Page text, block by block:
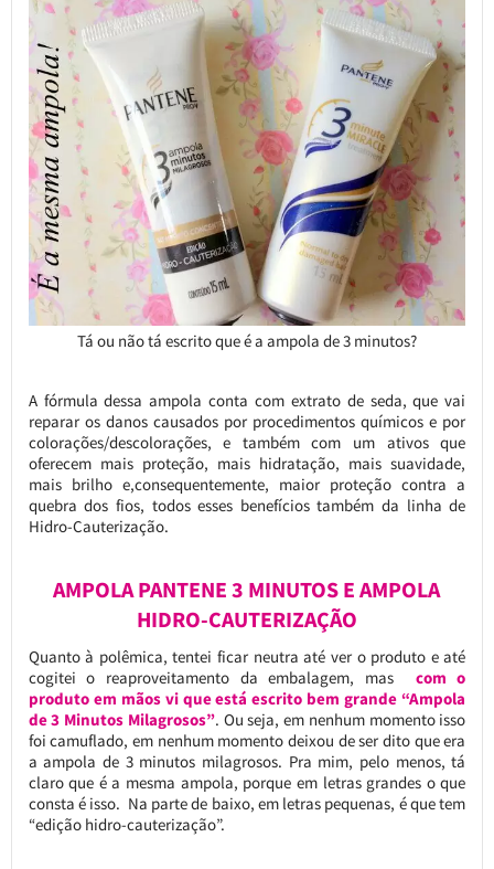
Tá ou não tá escrito que é a ampola de 3 minutos?
A fórmula dessa ampola conta com extrato de seda, que vai
reparar os danos causados por procedimentos químicos e por
colorações/descolorações, e também com um ativos que
oferecem mais proteção, mais hidratação, mais suavidade,
mais brilho e,consequentemente, maior proteção contra a
quebra dos fios, todos esses benefícios também da linha de
Hidro-Cauterização.
AMPOLA PANTENE 3 MINUTOS E AMPOLA
HIDRO-CAUTERIZAÇÃO
Quanto à polêmica, tentei ficar neutra até ver o produto e até
cogitei o reaproveitamento da embalagem, mas
com o
produto em mãos vi que está escrito bem grande “Ampola
de 3 Minutos Milagrosos”. Ou seja, em nenhum momento isso
foi camuflado, em nenhum momento deixou de ser dito que era
a ampola de 3 minutos milagrosos. Pra mim, pelo menos, tá
claro que é a mesma ampola, porque em letras grandes o que
consta é isso. Na parte de baixo, em letras pequenas, é que tem
“edição hidro-cauterização”.